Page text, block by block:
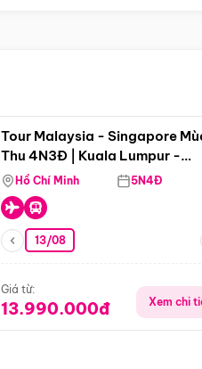
Tour Malaysia - Singapore
Thu 4N3Đ | Kuala Lumpur -
Malacca - Johor Baru -
Singapore
Hồ Chí Minh 5N4Đ
13/08
Giá từ:
13.990.000đ Xem chi